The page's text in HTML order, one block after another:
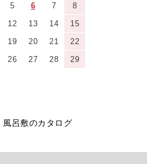
5 6 7
8
12 13 14
15
19 20 21
22
26 27 28
29
風呂敷のカタログ